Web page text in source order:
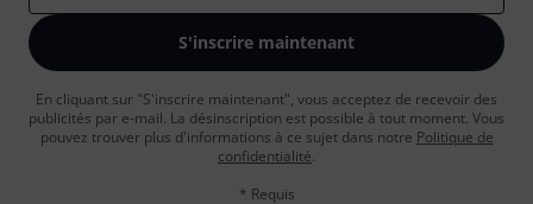
S'inscrire maintenant
En cliquant sur "S'inscrire maintenant", vous acceptez de recevoir des
publicités par e-mail. La désinscription est possible à tout moment. Vous
pouvez trouver plus d'informations à ce sujet dans notre Politique de
confidentialité.
* Requis